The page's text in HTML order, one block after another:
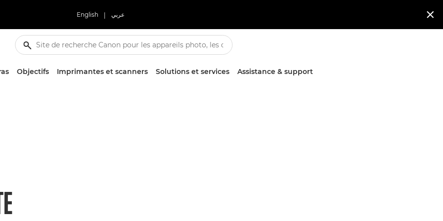
English | عربي 
Objectifs Imprimantes et scanners Solutions et services Assistance & support